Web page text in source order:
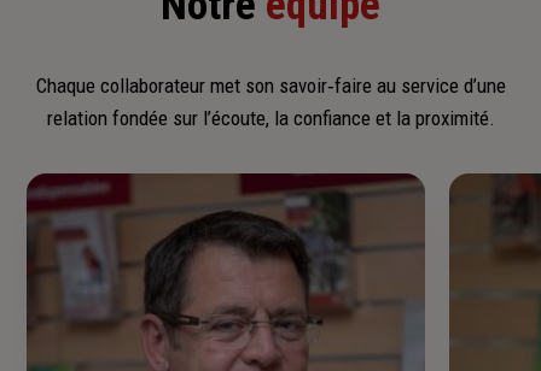
Chaque collaborateur met son savoir‑faire au service d’une
relation fondée sur l’écoute, la confiance et la proximité.